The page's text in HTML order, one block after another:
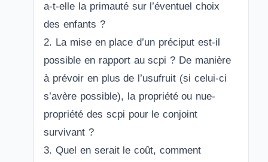
a-t-elle la primauté sur l’éventuel choix
des enfants ?
2. La mise en place d’un préciput est-il
possible en rapport au scpi ? De manière
à prévoir en plus de l’usufruit (si celui-ci
s’avère possible), la propriété ou nue-
propriété des scpi pour le conjoint
survivant ?
3. Quel en serait le coût, comment